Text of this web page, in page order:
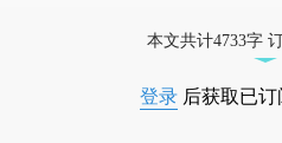
本文共计4733字
登录 后获取已